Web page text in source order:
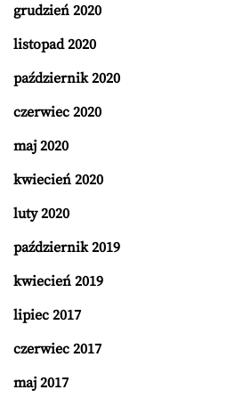
grudzień 2020
listopad 2020
październik 2020
czerwiec 2020
maj 2020
kwiecień 2020
luty 2020
październik 2019
kwiecień 2019
lipiec 2017
czerwiec 2017
maj 2017